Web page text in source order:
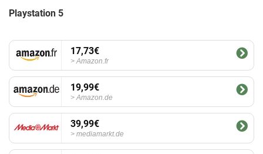
Playstation 5
17,73€
Amazon.fr
19,99€
Amazon.de
39,99€
mediamarkt.de